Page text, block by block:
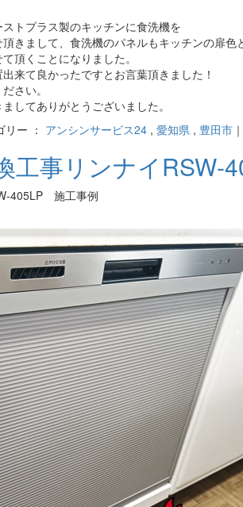
トプラス製のキッチンに食洗機を
きまして、食洗機のパネルもキッチンの扉色
頂くことになりました。
来て良かったですとお言葉頂きました！
ださい。
してありがとうございました。
ー ： アンシンサービス24 , 愛知県 , 豊田市 ｜
工事リンナイRSW-
405LP 施工事例